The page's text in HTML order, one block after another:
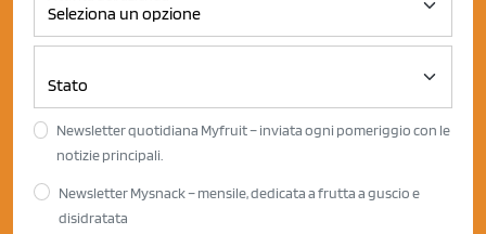
Newsletter quotidiana Myfruit – inviata ogni pomeriggio con le
notizie principali.
Newsletter Mysnack – mensile, dedicata a frutta a guscio e
disidratata